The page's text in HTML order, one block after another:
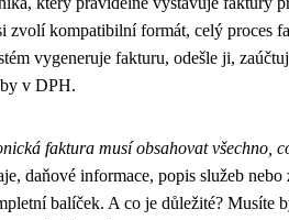
zvolí kompatibilní formát, celý proces
vygeneruje fakturu, odešle ji,
v DPH.
faktura musí obsahovat všechno,
daňové informace, popis služeb nebo
balíček. A co je důležité? Musíte